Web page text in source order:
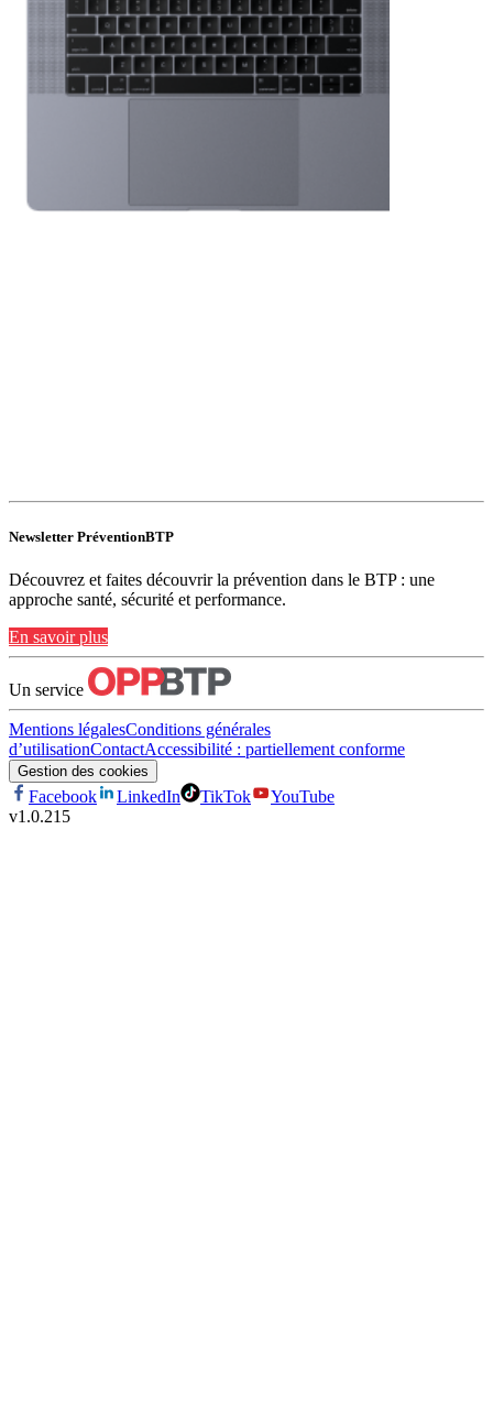
Newsletter PréventionBTP
Découvrez et faites découvrir la prévention dans le BTP : une
approche santé, sécurité et performance.
En savoir plus
Un service
Mentions légalesConditions générales
d’utilisationContactAccessibilité : partiellement conforme
Gestion des cookies
Facebook LinkedIn TikTok
YouTube
v1.0.215